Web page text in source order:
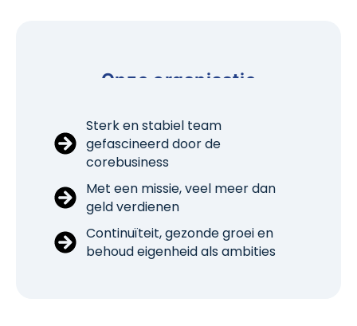
Onze organisatie
Sterk en stabiel team
gefascineerd door de
corebusiness
Met een missie, veel meer dan
geld verdienen
Continuïteit, gezonde groei en
behoud eigenheid als ambities